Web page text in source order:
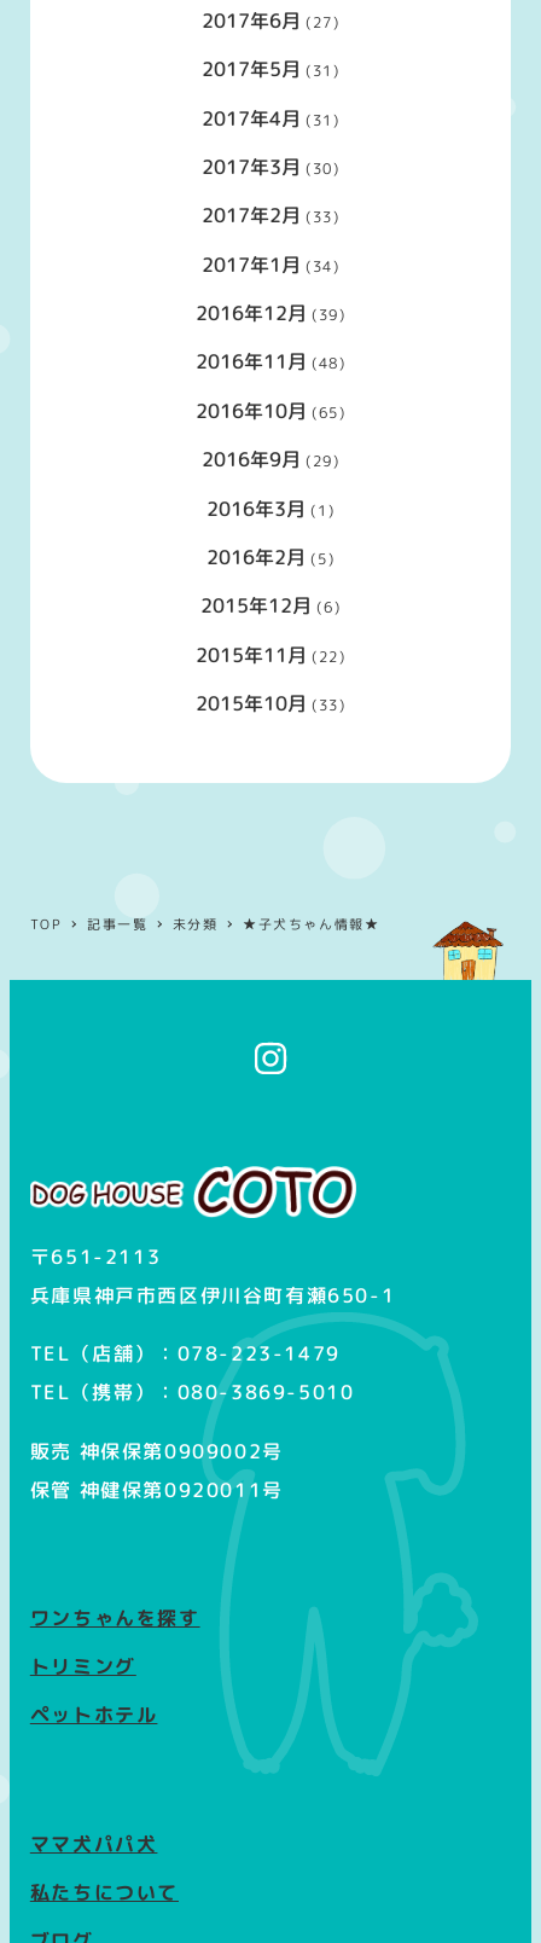
2017年6月 (27)
2017年5月 (31)
2017年4月 (31)
2017年3月 (30)
2017年2月 (33)
2017年1月 (34)
2016年12月 (39)
2016年11月 (48)
2016年10月 (65)
2016年9月 (29)
2016年3月 (1)
2016年2月 (5)
2015年12月 (6)
2015年11月 (22)
2015年10月 (33)
TOP 記事一覧 未分類 ★子犬ちゃん情報★
ム
〒651-2113
兵庫県神戸市西区伊川谷町有瀬650-1
TEL（店舗）：078-223-1479
TEL（携帯）：080-3869-5010
販売 神保保第0909002号
保管 神健保第0920011号
ワンちゃんを探す
トリミング
ペットホテル
ママ犬パパ犬
私たちについて